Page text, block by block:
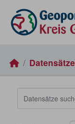
Datensätze